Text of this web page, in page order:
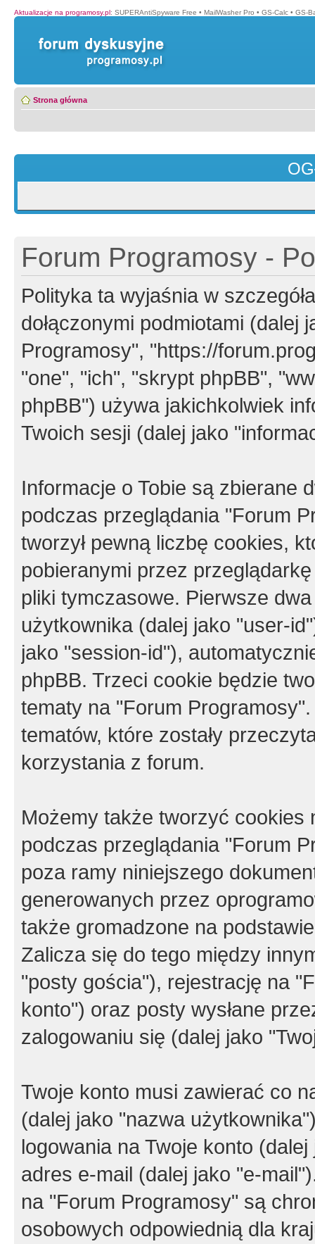
Aktualizacje na programosy.pl: SUPERAntiSpyware Free • MailWasher Pro • GS-Calc • GS-
Strona główna
Forum Programosy -
Polityka ta wyjaśnia w
dołączonymi podmiotami (dalej
Programosy", "https://
"one", "ich", "skrypt phpBB",
phpBB") używa jakichkolwiek
Twoich sesji (dalej jako
Informacje o Tobie są zbierane
podczas przeglądania "Forum
tworzył pewną liczbę cookies,
pobieranymi przez
pliki tymczasowe. Pierwsze
użytkownika (dalej jako "user-
jako "session-id"),
phpBB. Trzeci cookie będzie
tematy na "Forum
tematów, które zostały
korzystania z forum.
Możemy także tworzyć cookies
podczas przeglądania "Forum
poza ramy niniejszego
generowanych przez
także gromadzone na
Zalicza się do tego między
"posty gościa"), rejestrację na
konto") oraz posty wysłane
zalogowaniu się (dalej jako
Twoje konto musi zawierać co
(dalej jako "nazwa
logowania na Twoje konto
adres e-mail (dalej jako "e-
na "Forum Programosy" są
osobowych odpowiednią dla